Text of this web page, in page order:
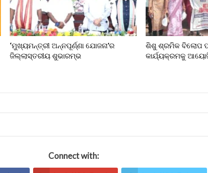
‘ମୁଖ୍ୟମନ୍ତ୍ରୀ ଅନ୍ନପୂର୍ଣ୍ଣା ଯୋଜନା’ର
ଜିଲ୍ଲାସ୍ତରୀୟ ଶୁଭାରମ୍ଭ
ଶିଶୁ ଶ୍ରମିକ ବିଲୋପ
କାର୍ଯ୍ୟକ୍ରମକୁ
Connect with: